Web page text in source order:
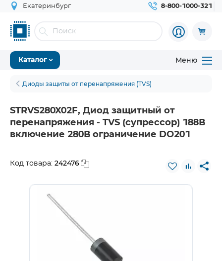
Екатеринбург 8-800-1000-321
Каталог Меню
Диоды защиты от перенапряжения (TVS)
STRVS280X02F, Диод защитный от
перенапряжения - TVS (супрессор) 188В
включение 280В ограничение DO201
Код товара: 242476